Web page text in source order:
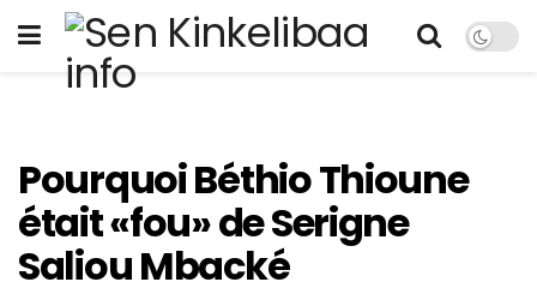
Pourquoi Béthio Thioune
était «fou» de Serigne
Saliou Mbacké